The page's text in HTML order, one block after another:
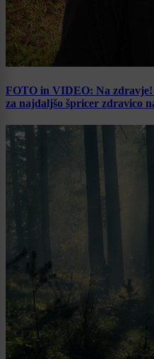
FOTO in VIDEO: Na
za najdaljšo špricer zdravico